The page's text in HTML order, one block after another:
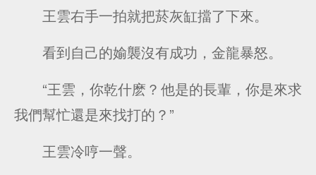
王雲右手一拍就把菸灰缸擋了下來。
看到自己的媮襲沒有成功，金龍暴怒。
“王雲，你乾什麽？他是的長輩，你是來求
我們幫忙還是來找打的？”
王雲冷哼一聲。